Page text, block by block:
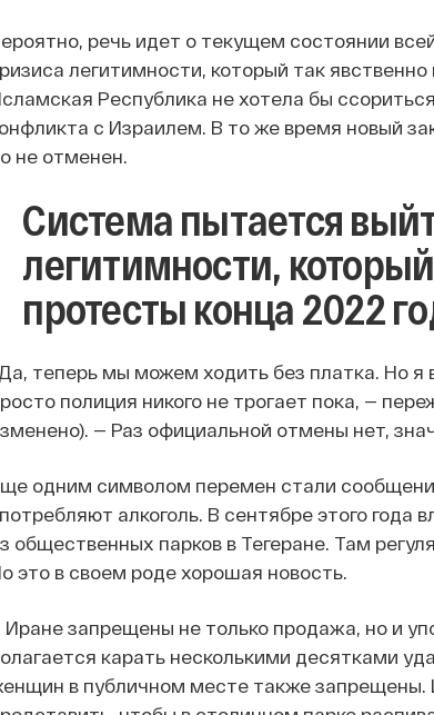
речь идет о текущем состоянии
легитимности, который так
Республика не хотела бы
с Израилем. В то же время новый
не отменен.
Система пытается
легитимности,
протесты конца 2022
теперь мы можем ходить без платка. Но
полиция никого не трогает пока, —
— Раз официальной отмены нет,
одним символом перемен стали
алкоголь. В сентябре этого года
общественных парков в Тегеране. Там
это в своем роде хорошая новость.
Иране запрещены не только продажа, но и
карать несколькими десятками
в публичном месте также запрещены.